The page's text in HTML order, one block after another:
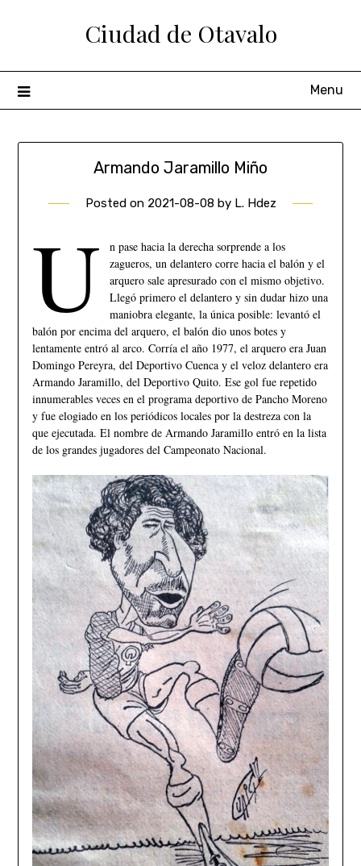
Ciudad de Otavalo
Menu
Armando Jaramillo Miño
Posted on 2021-08-08 by L. Hdez
U
n pase hacia la derecha sorprende a los
zagueros, un delantero corre hacia el balón y el
arquero sale apresurado con el mismo objetivo.
Llegó primero el delantero y sin dudar hizo una
maniobra elegante, la única posible: levantó el
balón por encima del arquero, el balón dio unos botes y
lentamente entró al arco. Corría el año 1977, el arquero era Juan
Domingo Pereyra, del Deportivo Cuenca y el veloz delantero era
Armando Jaramillo, del Deportivo Quito. Ese gol fue repetido
innumerables veces en el programa deportivo de Pancho Moreno
y fue elogiado en los periódicos locales por la destreza con la
que ejecutada. El nombre de Armando Jaramillo entró en la lista
de los grandes jugadores del Campeonato Nacional.